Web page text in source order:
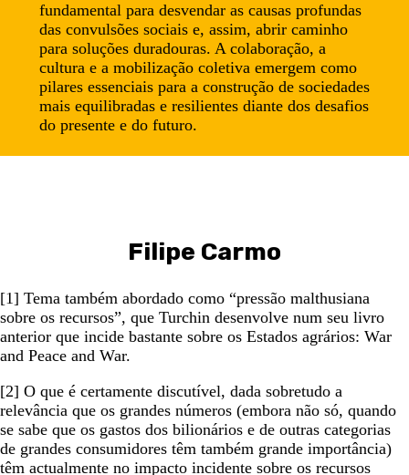
fundamental para desvendar as causas profundas
das convulsões sociais e, assim, abrir caminho
para soluções duradouras. A colaboração, a
cultura e a mobilização coletiva emergem como
pilares essenciais para a construção de sociedades
mais equilibradas e resilientes diante dos desafios
do presente e do futuro.
Filipe Carmo
[1] Tema também abordado como “pressão malthusiana
sobre os recursos”, que Turchin desenvolve num seu livro
anterior que incide bastante sobre os Estados agrários: War
and Peace and War.
[2] O que é certamente discutível, dada sobretudo a
relevância que os grandes números (embora não só, quando
se sabe que os gastos dos bilionários e de outras categorias
de grandes consumidores têm também grande importância)
têm actualmente no impacto incidente sobre os recursos